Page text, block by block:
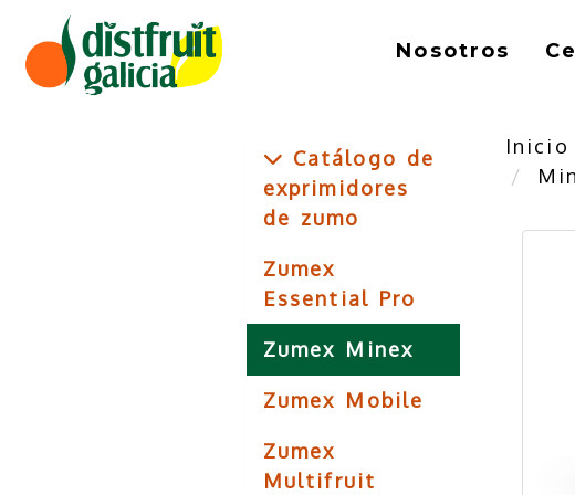
Nosotros
Catálogo de
exprimidores
de zumo
Zumex
Essential Pro
Zumex Minex
Zumex Mobile
Zumex
Multifruit
Inicio